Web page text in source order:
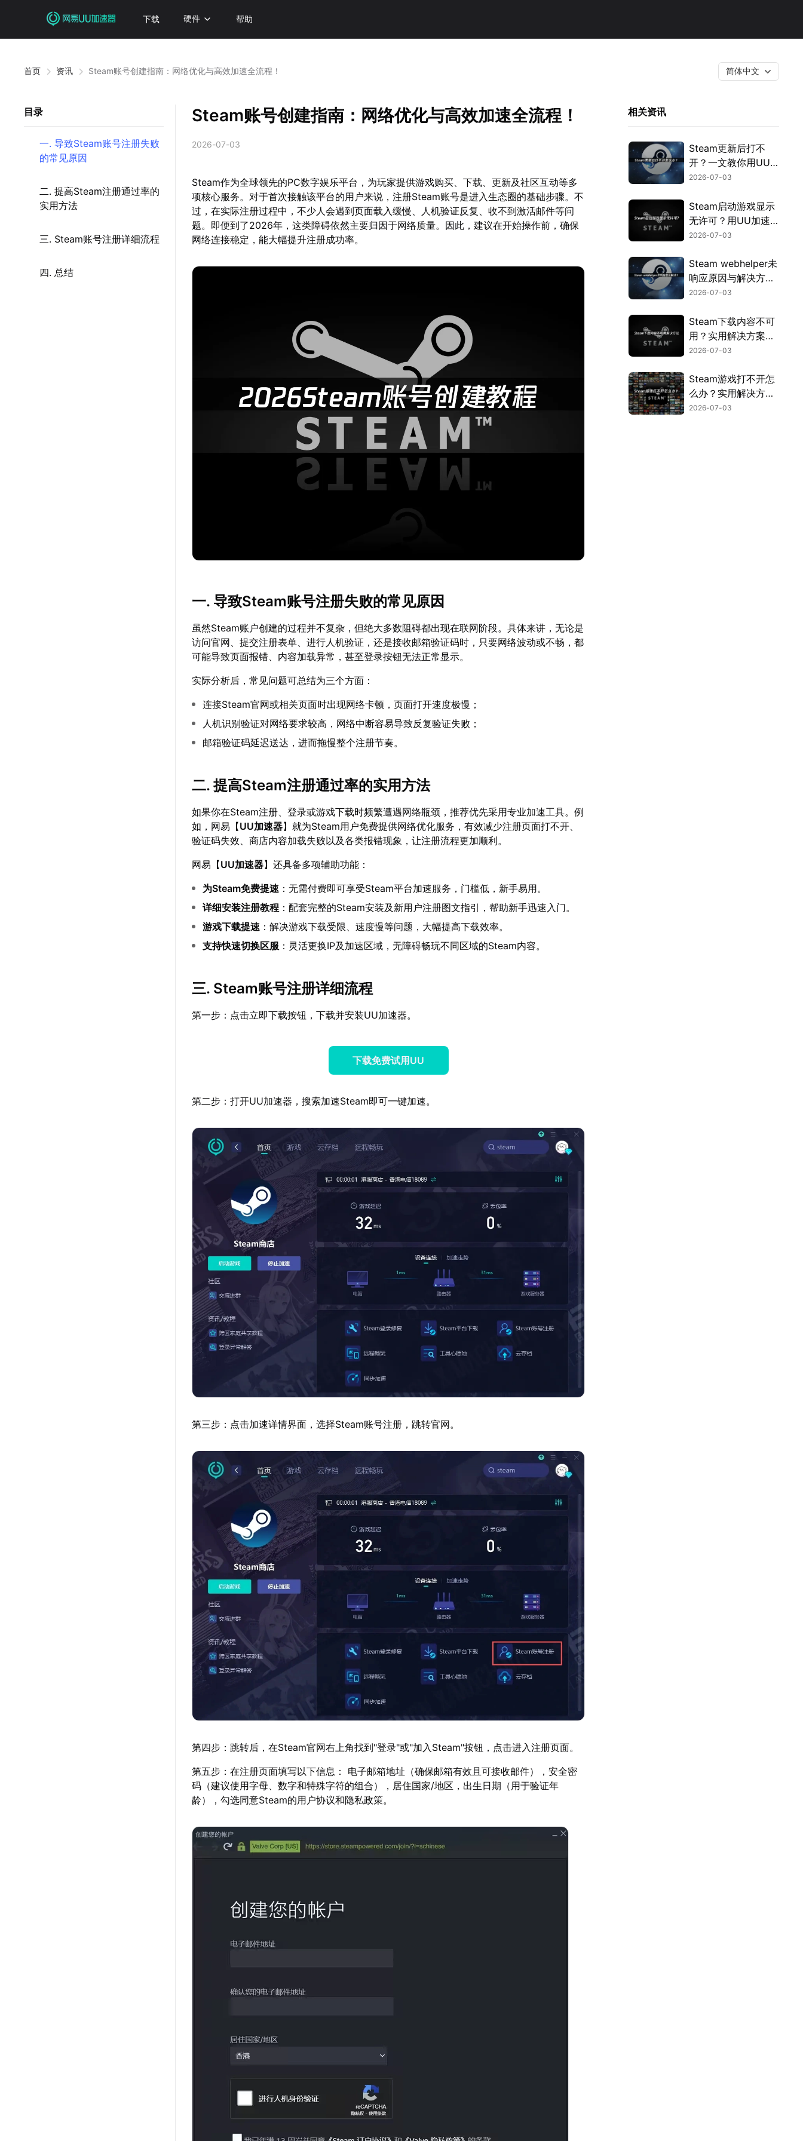
下载 硬件 帮助
首页 资讯 Steam账号创建指南：网络优化与高效加速全流程！ 简体中文
目录
一. 导致Steam账号注册失败
的常见原因
二. 提高Steam注册通过率的
实用方法
三. Steam账号注册详细流程
四. 总结
Steam账号创建指南：网络优化与高效加速全流程！
2026-07-03
Steam作为全球领先的PC数字娱乐平台，为玩家提供游戏购买、下载、更新及社区互动等多
项核心服务。对于首次接触该平台的用户来说，注册Steam账号是进入生态圈的基础步骤。不
过，在实际注册过程中，不少人会遇到页面载入缓慢、人机验证反复、收不到激活邮件等问
题。即便到了2026年，这类障碍依然主要归因于网络质量。因此，建议在开始操作前，确保
网络连接稳定，能大幅提升注册成功率。
一. 导致Steam账号注册失败的常见原因
虽然Steam账户创建的过程并不复杂，但绝大多数阻碍都出现在联网阶段。具体来讲，无论是
访问官网、提交注册表单、进行人机验证，还是接收邮箱验证码时，只要网络波动或不畅，都
可能导致页面报错、内容加载异常，甚至登录按钮无法正常显示。
实际分析后，常见问题可总结为三个方面：
连接Steam官网或相关页面时出现网络卡顿，页面打开速度极慢；
人机识别验证对网络要求较高，网络中断容易导致反复验证失败；
邮箱验证码延迟送达，进而拖慢整个注册节奏。
二. 提高Steam注册通过率的实用方法
如果你在Steam注册、登录或游戏下载时频繁遭遇网络瓶颈，推荐优先采用专业加速工具。例
如，网易【UU加速器】就为Steam用户免费提供网络优化服务，有效减少注册页面打不开、
验证码失效、商店内容加载失败以及各类报错现象，让注册流程更加顺利。
网易【UU加速器】还具备多项辅助功能：
为Steam免费提速 ：无需付费即可享受Steam平台加速服务，门槛低，新手易用。
详细安装注册教程 ：配套完整的Steam安装及新用户注册图文指引，帮助新手迅速入门。
游戏下载提速 ：解决游戏下载受限、速度慢等问题，大幅提高下载效率。
支持快速切换区服 ：灵活更换IP及加速区域，无障碍畅玩不同区域的Steam内容。
三. Steam账号注册详细流程
第一步：点击立即下载按钮，下载并安装UU加速器。
下载免费试用UU
第二步：打开UU加速器，搜索加速Steam即可一键加速。
第三步：点击加速详情界面，选择Steam账号注册，跳转官网。
第四步：跳转后，在Steam官网右上角找到"登录"或"加入Steam"按钮，点击进入注册页面。
第五步：在注册页面填写以下信息： 电子邮箱地址（确保邮箱有效且可接收邮件），安全密
码（建议使用字母、数字和特殊字符的组合），居住国家/地区，出生日期（用于验证年
龄），勾选同意Steam的用户协议和隐私政策。
相关资讯
Steam更新后打不
开？一文教你用UU
加速器快速解决！
2026-07-03
Steam启动游戏显示
无许可？用UU加速
器免费优化授权验
2026-07-03
Steam webhelper未
响应原因与解决方法
全解析！
2026-07-03
Steam下载内容不可
用？实用解决方案来
了！
2026-07-03
Steam游戏打不开怎
么办？实用解决方法
全汇总！
2026-07-03